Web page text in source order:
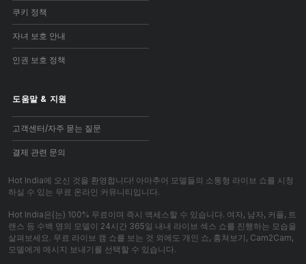
쿠키 정책
자녀 보호 안내
인권 보호 정책
도움말& 지원
고객센터/자주 묻는 질문
결제 관련 문의
Hot India에 오신 것을 환영합니다! 아마추어 모델들의 소통형 라이브 쇼를 시청
하실 수 있는 무료 온라인 커뮤니티입니다.
Hot India은(는) 100% 무료이며 즉시 액세스할 수 있습니다. 여자, 남자, 커플, 트
랜스 등 수백 명의 모델이 24시간 365일 내내 라이브 섹스 쇼를 진행하는 모습을
살펴보세요. 무료 라이브 캠 쇼를 보는 것 외에도 개인 쇼, 훔쳐보기, Cam2Cam,
모델에게 메시지 보내기를 선택할 수 있습니다.